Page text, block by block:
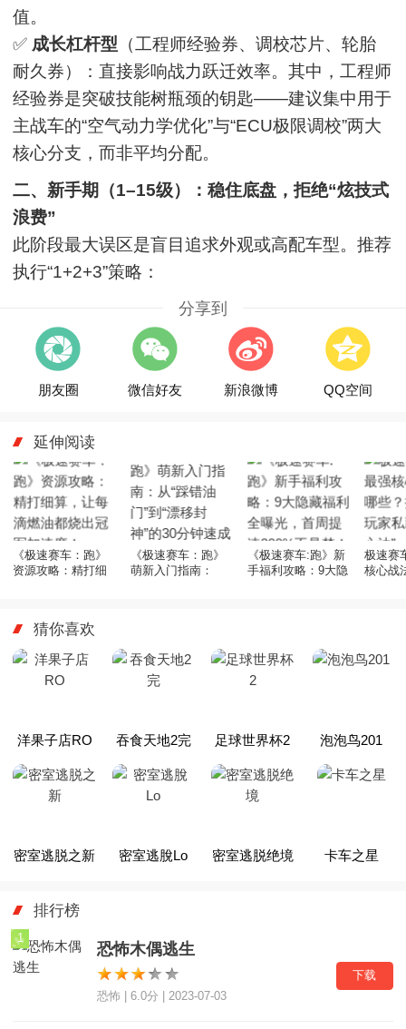
值。
✅ 成长杠杆型 （工程师经验券、调校芯片、轮胎
耐久券）：直接影响战力跃迁效率。其中，工程师
经验券是突破技能树瓶颈的钥匙——建议集中用于
主战车的“空气动力学优化”与“ECU极限调校”两大
核心分支，而非平均分配。
二、新手期（1–15级）：稳住底盘，拒绝“炫技式
浪费”
此阶段最大误区是盲目追求外观或高配车型。推荐
执行“1+2+3”策略：
分享到
朋友圈 微信好友 新浪微博 QQ空间
延伸阅读
《极速赛车：跑》
资源攻略：精打细
《极速赛车：跑》
萌新入门指南：
《极速赛车:跑》新
手福利攻略：9大隐
极速赛
核心战
猜你喜欢
洋果子店RO 吞食天地2完 足球世界杯2 泡泡鸟201
密室逃脱之新 密室逃脫Lo 密室逃脱绝境 卡车之星
排行榜
1
恐怖木偶逃生
恐怖 | 6.0分 | 2023-07-03
下载